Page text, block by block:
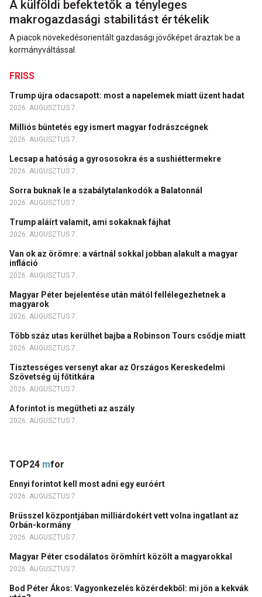
A külföldi befektetők a tényleges
makrogazdasági stabilitást értékelik
A piacok növekedésorientált gazdasági jövőképet áraztak be a
kormányváltással.
FRISS
Trump újra odacsapott: most a napelemek miatt üzent hadat
2026. AUGUSZTUS 7.
Milliós büntetés egy ismert magyar fodrászcégnek
2026. AUGUSZTUS 7.
Lecsap a hatóság a gyrososokra és a sushiéttermekre
2026. AUGUSZTUS 7.
Sorra buknak le a szabálytalankodók a Balatonnál
2026. AUGUSZTUS 7.
Trump aláírt valamit, ami sokaknak fájhat
2026. AUGUSZTUS 7.
Van ok az örömre: a vártnál sokkal jobban alakult a magyar
infláció
2026. AUGUSZTUS 7.
Magyar Péter bejelentése után mától fellélegezhetnek a
magyarok
2026. AUGUSZTUS 7.
Több száz utas kerülhet bajba a Robinson Tours csődje miatt
2026. AUGUSZTUS 7.
Tisztességes versenyt akar az Országos Kereskedelmi
Szövetség új főtitkára
2026. AUGUSZTUS 7.
A forintot is megütheti az aszály
2026. AUGUSZTUS 7.
TOP24 mfor
Ennyi forintot kell most adni egy euróért
2026. AUGUSZTUS 7.
Brüsszel központjában milliárdokért vett volna ingatlant az
Orbán-kormány
2026. AUGUSZTUS 7.
Magyar Péter csodálatos örömhírt közölt a magyarokkal
2026. AUGUSZTUS 7.
Bod Péter Ákos: Vagyonkezelés közérdekből: mi jön a kekvák